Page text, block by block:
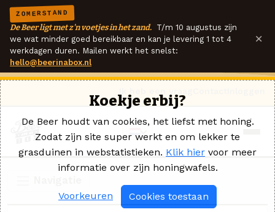
ZOMERSTAND
De Beer ligt met z'n voetjes in het zand. T/m 10 augustus zijn
we wat minder goed bereikbaar en kan je levering 1 tot 4
werkdagen duren. Mailen werkt het snelst:
hello@beerinabox.nl
×
Koekje erbij?
De Beer houdt van cookies, het liefst met honing.
Zodat zijn site super werkt en om lekker te
grasduinen in webstatistieken. Klik hier voor meer
informatie over zijn honingwafels.
Voorkeuren Cookies toestaan